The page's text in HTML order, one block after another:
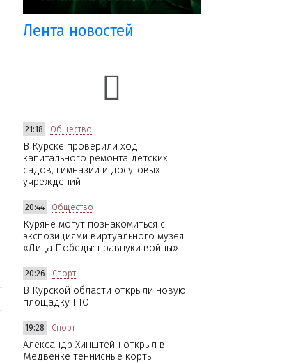
Лента новостей
21:18 Общество
В Курске проверили ход
капитального ремонта детских
садов, гимназии и досуговых
учреждений
20:44 Общество
Куряне могут познакомиться с
экспозициями виртуального музея
«Лица Победы: правнуки войны»
20:26 Спорт
В Курской области открыли новую
площадку ГТО
19:28 Спорт
Александр Хинштейн открыл в
Медвенке теннисные корты